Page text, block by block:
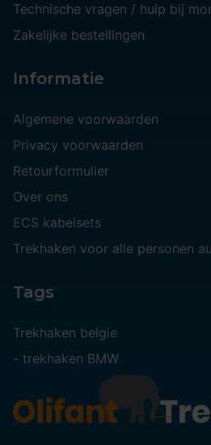
Technische vragen / hulp bij
Zakelijke bestellingen
Informatie
Algemene voorwaarden
Privacy voorwaarden
Retourformulier
Over ons
ECS kabelsets
Trekhaken voor alle personen
Tags
Trekhaken belgie
- trekhaken BMW